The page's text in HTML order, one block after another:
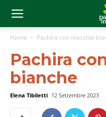
Home Pachira con macchie
Pachira
bianche
Elena Tibiletti 12 Settembre 2023